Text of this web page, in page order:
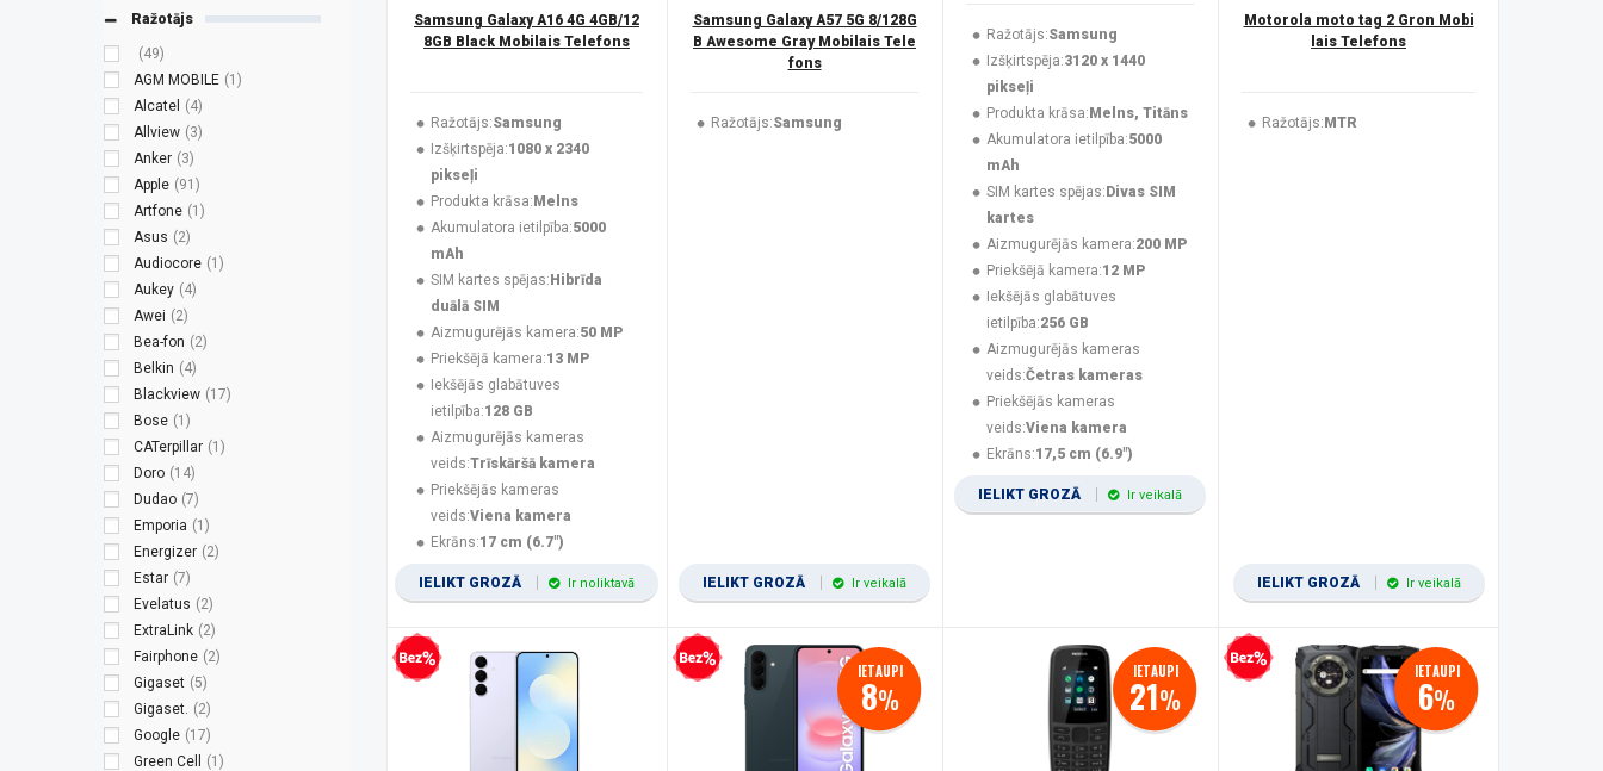
Ražotājs
(49)
AGM MOBILE (1)
Alcatel (4)
Allview (3)
Anker (3)
Apple (91)
Artfone (1)
Asus (2)
Audiocore (1)
Aukey (4)
Awei (2)
Bea-fon (2)
Belkin (4)
Blackview (17)
Bose (1)
CATerpillar (1)
Doro (14)
Dudao (7)
Emporia (1)
Energizer (2)
Estar (7)
Evelatus (2)
ExtraLink (2)
Fairphone (2)
Gigaset (5)
Gigaset. (2)
Google (17)
Green Cell
(1)
Samsung Galaxy A16 4G 4GB/12
8GB Black Mobilais Telefons
Ražotājs:Samsung
Izšķirtspēja:1080 x 2340
pikseļi
Produkta krāsa: Melns
Akumulatora ietilpība:5000
mAh
SIM kartes spējas: Hibrīda
duālā SIM
Aizmugurējās kamera:50 MP
Priekšējā kamera:13 MP
Iekšējās glabātuves
ietilpība:128 GB
Aizmugurējās kameras
veids:Trīskāršā kamera
Priekšējās kameras
veids:Viena kamera
Ekrāns:17 cm (6.7")
IELIKT GROZĀ Ir noliktavā
Samsung Galaxy A57 5G 8/128G
B Awesome Gray Mobilais Tele
fons
Ražotājs:Samsung
IELIKT GROZĀ Ir veikalā
Ražotājs:Samsung
Izšķirtspēja:3120 x 1440
pikseļi
Produkta krāsa: Melns, Titāns
Akumulatora ietilpība:5000
mAh
SIM kartes spējas: Divas SIM
kartes
Aizmugurējās kamera:200 MP
Priekšējā kamera:12 MP
Iekšējās glabātuves
ietilpība:256 GB
Aizmugurējās kameras
veids:Četras kameras
Priekšējās kameras
veids:Viena kamera
Ekrāns:17,5 cm (6.9")
IELIKT GROZĀ Ir veikalā
Motorola moto tag 2 Gron Mobi
lais Telefons
Ražotājs: MTR
IELIKT GROZĀ Ir veikalā
Bezprocentu kredīts Bezprocentu kredīts IETAUPI
8%
IETAUPI
21%
Bezprocentu kredīts IETAUPI
6%